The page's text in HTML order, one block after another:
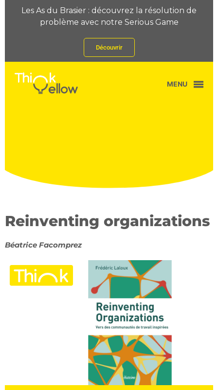
Les As du Brasier : découvrez la résolution de
problème avec notre Serious Game
Découvrir
MENU
Reinventing organizations
Béatrice Facomprez